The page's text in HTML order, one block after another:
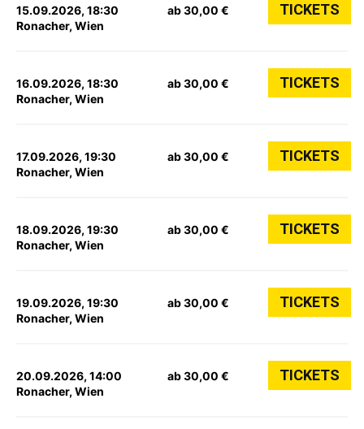
15.09.2026, 18:30
Ronacher, Wien
ab 30,00 € TICKETS
16.09.2026, 18:30
Ronacher, Wien
ab 30,00 € TICKETS
17.09.2026, 19:30
Ronacher, Wien
ab 30,00 € TICKETS
18.09.2026, 19:30
Ronacher, Wien
ab 30,00 € TICKETS
19.09.2026, 19:30
Ronacher, Wien
ab 30,00 € TICKETS
20.09.2026, 14:00
Ronacher, Wien
ab 30,00 € TICKETS